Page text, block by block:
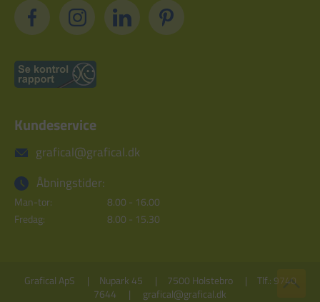
Kundeservice
grafical@grafical.dk
Åbningstider:
Man-tor:
8.00 - 16.00
Fredag:
8.00 - 15.30
Grafical ApS Nupark 45 7500 Holstebro
Tlf.: 9740
7644
grafical@grafical.dk